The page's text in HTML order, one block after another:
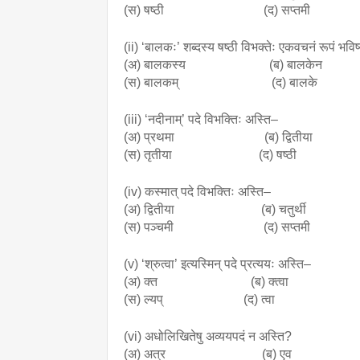
(स) षष्ठी (द) सप्तमी
(ii) ‘बालकः’ शब्दस्य षष्ठी विभक्तेः एकवचनं रूपं
(अ) बालकस्य (ब) बालकेन
(स) बालकम् (द) बालके
(iii) ‘नदीनाम्’ पदे विभक्तिः अस्ति–
(अ) प्रथमा (ब) द्वितीया
(स) तृतीया (द) षष्ठी
(iv) कस्मात् पदे विभक्तिः अस्ति–
(अ) द्वितीया (ब) चतुर्थी
(स) पञ्चमी (द) सप्तमी
(v) ‘श्रुत्वा’ इत्यस्मिन् पदे प्रत्ययः अस्ति–
(अ) क्त (ब) क्त्वा
(स) ल्यप् (द) त्वा
(vi) अधोलिखितेषु अव्ययपदं न अस्ति?
(अ) अत्र (ब) एव